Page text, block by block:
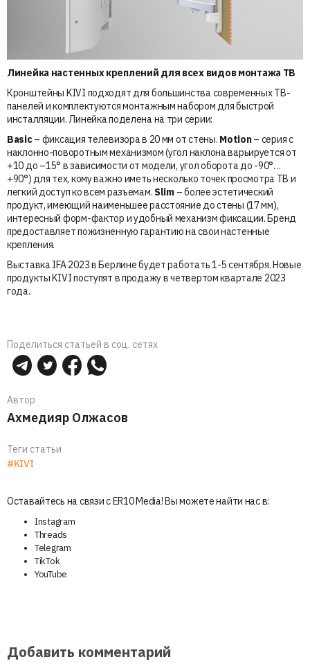
Линейка настенных креплений для всех видов монтажа ТВ
Кронштейны KIVI подходят для большинства современных ТВ-
панелей и комплектуются монтажным набором для быстрой
инсталляции. Линейка поделена на три серии:
Basic– фиксация телевизора в 20 мм от стены. Motion– серия с
наклонно-поворотным механизмом (угол наклона варьируется от
+10 до –15° в зависимости от модели, угол оборота до -90°…
+90°) для тех, кому важно иметь несколько точек просмотра ТВ и
легкий доступ ко всем разъемам. Slim– более эстетический
продукт, имеющий наименьшее расстояние до стены (17 мм),
интересный форм-фактор и удобный механизм фиксации. Бренд
предоставляет пожизненную гарантию на свои настенные
крепления.
Выставка IFA 2023 в Берлине будет работать 1-5 сентября. Новые
продукты KIVI поступят в продажу в четвертом квартале 2023
года.
Поделиться статьей в соц. сетях
Автор
Ахмедияр Олжасов
Теги статьи
#KIVI
Оставайтесь на связи с ER10 Media! Вы можете найти нас в:
Instagram
Threads
Telegram
TikTok
YouTube
Добавить комментарий